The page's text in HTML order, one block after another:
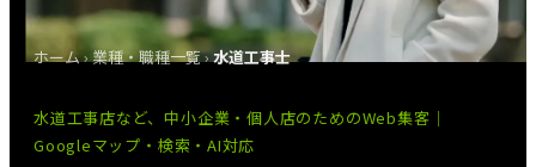
ホーム›業種・職種一覧›水道工事士
水道工事店など、中小企業・個人店のためのWeb集客｜
Googleマップ・検索・AI対応